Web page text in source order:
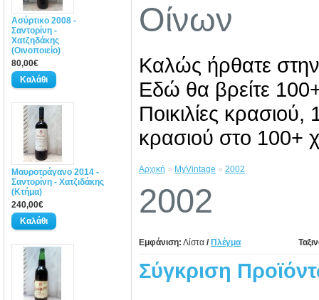
Ασύρτικο 2008 -
Σαντορίνη -
Χατζηδάκης
(Οινοποιείο)
80,00€
Μαυροτράγανο 2014 -
Σαντορίνη - Χατζιδάκης
(Κτήμα)
240,00€
Οίνων
Καλώς ήρθατε
Εδώ θα βρείτε
Ποικιλίες
κρασιού στο 100+
Αρχική » MyVintage » 2002
2002
Εμφάνιση: Λίστα / Πλέγμα
Σύγκριση